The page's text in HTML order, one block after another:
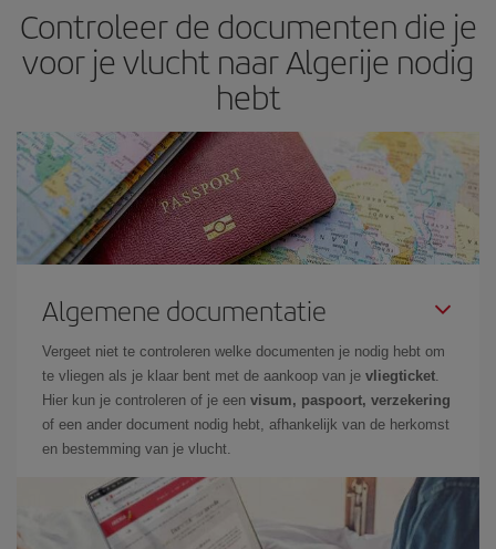
Controleer de documenten die je
voor je vlucht naar Algerije nodig
hebt
Algemene documentatie
Vergeet niet te controleren welke documenten je nodig hebt om
te vliegen als je klaar bent met de aankoop van je vliegticket
Hier kun je controleren of je een visum, paspoort, verzekering
of een ander document nodig hebt, afhankelijk van de herkomst
en bestemming van je vlucht.